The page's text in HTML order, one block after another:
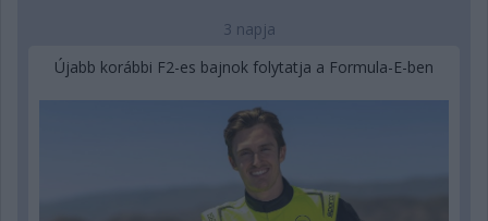
3 napja
Újabb korábbi F2-es bajnok folytatja a Formula-E-ben